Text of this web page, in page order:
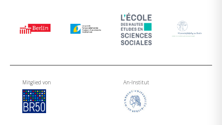
Mitglied von An-Institut